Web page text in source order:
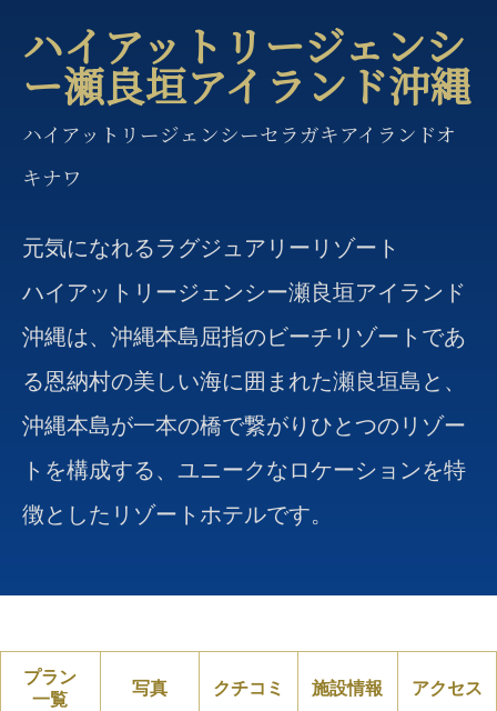
ハイアットリージェンシ
ー瀬良垣アイランド沖縄
ハイアットリージェンシーセラガキアイランドオ
キナワ
元気になれるラグジュアリーリゾート
ハイアットリージェンシー瀬良垣アイランド
沖縄は、沖縄本島屈指のビーチリゾートであ
る恩納村の美しい海に囲まれた瀬良垣島と、
沖縄本島が一本の橋で繋がりひとつのリゾー
トを構成する、ユニークなロケーションを特
徴としたリゾートホテルです。
プラン
一覧
写真 クチコミ 施設情報 アクセス